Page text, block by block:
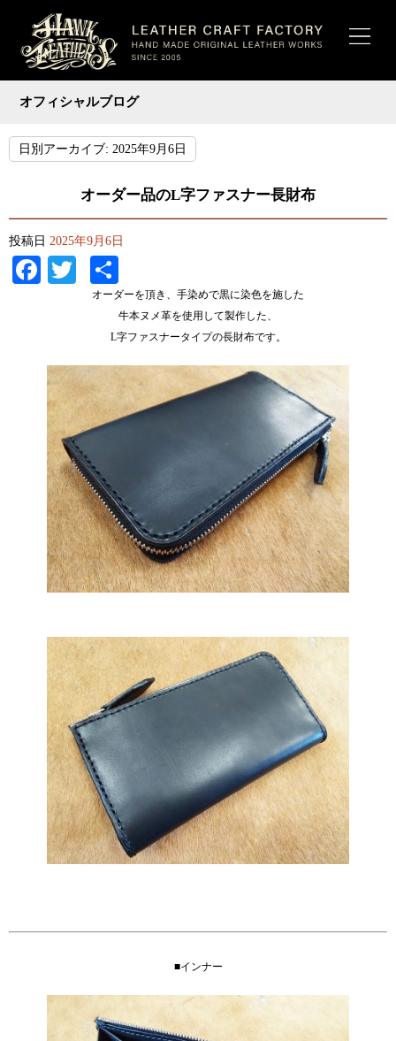
オフィシャルブログ
日別アーカイブ: 2025年9月6日
オーダー品のL字ファスナー長財布
投稿日 2025年9月6日
Facebook
Twitter
有
オーダーを頂き、手染めで黒に染色を施した
牛本ヌメ革を使用して製作した、
L字ファスナータイプの長財布です。
■インナー